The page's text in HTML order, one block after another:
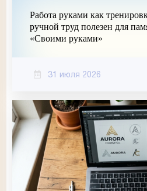
Работа руками как
ручной труд полезен для
«Своими руками»
31 июля 2026